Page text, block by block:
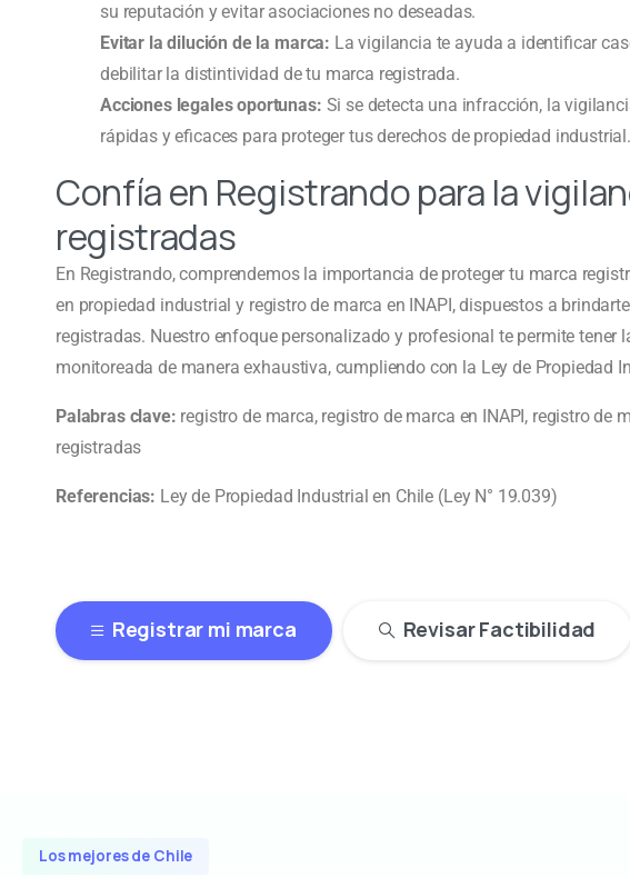
su reputación y evitar asociaciones no deseadas.
Evitar la dilución de la marca: La vigilancia te ayuda a identificar
debilitar la distintividad de tu marca registrada.
Acciones legales oportunas: Si se detecta una infracción, la
rápidas y eficaces para proteger tus derechos de propiedad industrial.
Confía en Registrando para la
registradas
En Registrando, comprendemos la importancia de proteger tu marca
en propiedad industrial y registro de marca en INAPI, dispuestos a
registradas. Nuestro enfoque personalizado y profesional te permite tener
monitoreada de manera exhaustiva, cumpliendo con la Ley de Propiedad
Palabras clave: registro de marca, registro de marca en INAPI, registro de
registradas
Referencias: Ley de Propiedad Industrial en Chile (Ley N° 19.039)
Registrar mi marca Revisar Factibilidad
Los mejores de Chile